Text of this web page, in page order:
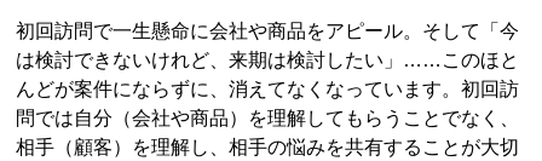
初回訪問で一生懸命に会社や商品をアピール。そして「今
は検討できないけれど、来期は検討したい」……このほと
んどが案件にならずに、消えてなくなっています。初回訪
問では自分（会社や商品）を理解してもらうことでなく、
相手（顧客）を理解し、相手の悩みを共有することが大切